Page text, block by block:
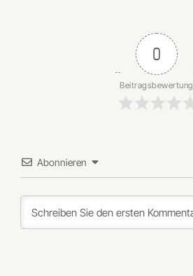
0
Beitragsbewertung
Abonnieren